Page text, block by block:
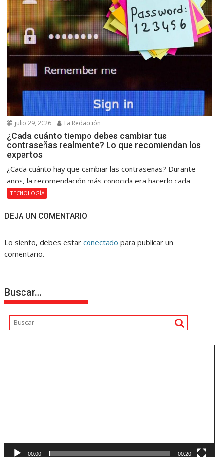
julio 29, 2026 La Redacción
¿Cada cuánto tiempo debes cambiar tus
contraseñas realmente? Lo que recomiendan los
expertos
¿Cada cuánto hay que cambiar las contraseñas? Durante
años, la recomendación más conocida era hacerlo cada...
TECNOLOGÍA
DEJA UN COMENTARIO
Lo siento, debes estarconectado para publicar un
comentario.
Buscar…
00:00 00:20